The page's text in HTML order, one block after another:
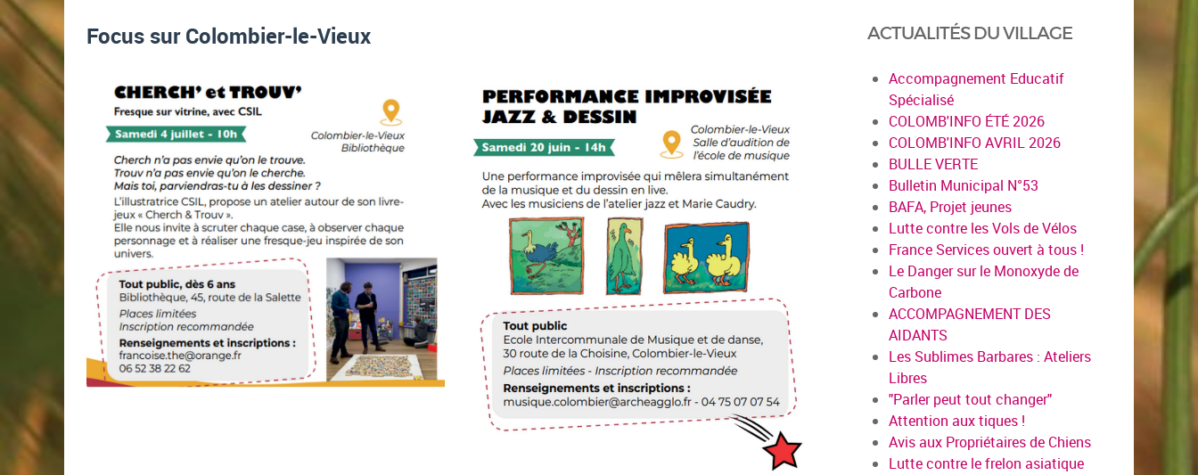
Focus sur Colombier-le-Vieux ACTUALITÉS DU VILLAGE
Accompagnement Educatif
Spécialisé
COLOMB'INFO ÉTÉ 2026
COLOMB'INFO AVRIL 2026
BULLE VERTE
Bulletin Municipal N°53
BAFA, Projet jeunes
Lutte contre les Vols de Vélos
France Services ouvert à tous !
Le Danger sur le Monoxyde de
Carbone
ACCOMPAGNEMENT DES
AIDANTS
Les Sublimes Barbares : Ateliers
Libres
"Parler peut tout changer"
Attention aux tiques !
Avis aux Propriétaires de Chiens
Lutte contre le frelon asiatique